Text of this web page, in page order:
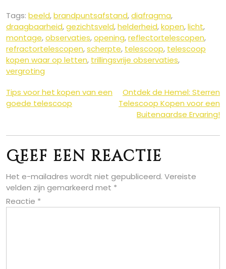
Tags: beeld,brandpuntsafstand,diafragma,
draagbaarheid,gezichtsveld,helderheid,kopen,licht,
montage,observaties,opening,reflectortelescopen,
refractortelescopen,scherpte, telescoop, telescoop
kopen waar op letten, trillingsvrije observaties,
vergroting
Berichtnavigatie
Tips voor het kopen van een
goede telescoop
Ontdek de Hemel: Sterren
Telescoop Kopen voor een
Buitenaardse Ervaring!
Geef een reactie
Het e-mailadres wordt niet gepubliceerd. Vereiste
velden zijn gemarkeerd met *
Reactie *